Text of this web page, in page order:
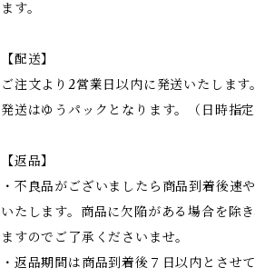
ます。
【配送】
ご注文より2営業日以内に発送いたします。
発送はゆうパックとなります。（日時指定
【返品】
・不良品がございましたら商品到着後速
いたします。商品に欠陥がある場合を除
ますのでご了承くださいませ。
・返品期間は商品到着後７日以内とさせ